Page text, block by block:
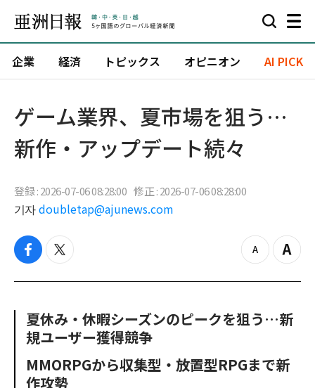
企業 経済 トピックス オピニオン AI PICK
ゲーム業界、夏市場を狙う…
新作・アップデート続々
登録 : 2026-07-06 08:28:00 修正 : 2026-07-06 08:28:00
기자 doubletap@ajunews.com
f
c
o
o
k
t
i
e
r
z
o
u
Z
o
n
夏休み・休暇シーズンのピークを狙う…新
規ユーザー獲得競争
MMORPGから収集型・放置型RPGまで新
作攻勢